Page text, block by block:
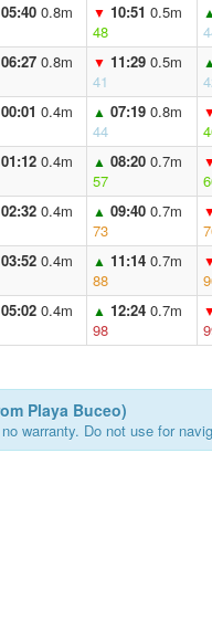
05:40 0.8m
▼ 10:51 0.5m
48
06:27 0.8m
▼ 11:29 0.5m
41
00:01 0.4m
▲ 07:19 0.8m
44
01:12 0.4m
▲ 08:20 0.7m
57
02:32 0.4m
▲ 09:40 0.7m
73
03:52 0.4m
▲ 11:14 0.7m
88
05:02 0.4m
▲ 12:24 0.7m
98
Playa Buceo)
warranty. Do not use for